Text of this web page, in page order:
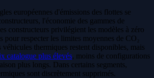
européennes d'émissions des flottes se
l'économie des gammes de
constructeurs privilégient les modèles à zéro
pour respecter les limites moyennes de CO₂
véhicules thermiques restent disponibles, mais
catalogue plus élevés, moins de configurations
plus longs. Dans certains segments,
sont discrètement supprimés.